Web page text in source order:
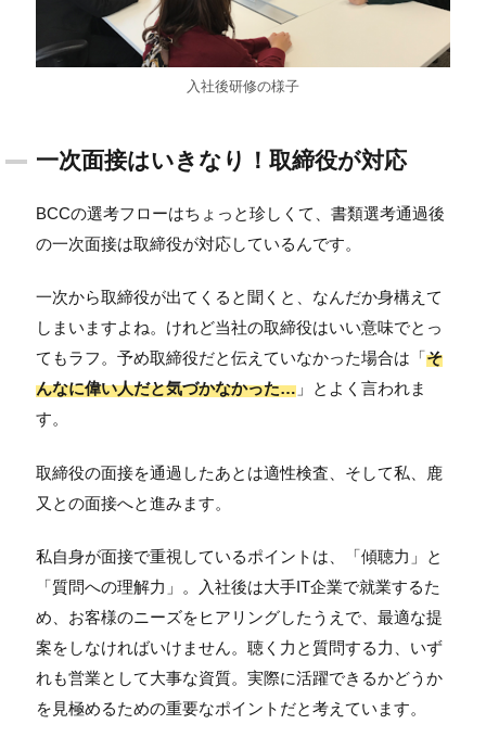
入社後研修の様子
一次面接はいきなり！取締役が対応
BCCの選考フローはちょっと珍しくて、書類選考通過後
の一次面接は取締役が対応しているんです。
一次から取締役が出てくると聞くと、なんだか身構えて
しまいますよね。けれど当社の取締役はいい意味でとっ
てもラフ。予め取締役だと伝えていなかった場合は「そ
んなに偉い人だと気づかなかった… 」とよく言われま
す。
取締役の面接を通過したあとは適性検査、そして私、鹿
又との面接へと進みます。
私自身が面接で重視しているポイントは、「傾聴力」と
「質問への理解力」。入社後は大手IT企業で就業するた
め、お客様のニーズをヒアリングしたうえで、最適な提
案をしなければいけません。聴く力と質問する力、いず
れも営業として大事な資質。実際に活躍できるかどうか
を見極めるための重要なポイントだと考えています。